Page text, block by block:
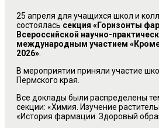
25 апреля для учащихся школ и
состоялась секция «Горизонты
Всероссийской научно-
международным участием
2026»
В мероприятии приняли участие
Пермского края.
Все доклады были распределены
секции: «Химия. Изучение
«История фармации. Здоровый